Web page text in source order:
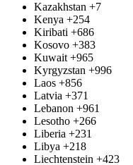
Kazakhstan +7
Kenya +254
Kiribati +686
Kosovo +383
Kuwait +965
Kyrgyzstan +996
Laos +856
Latvia +371
Lebanon +961
Lesotho +266
Liberia +231
Libya +218
Liechtenstein +423